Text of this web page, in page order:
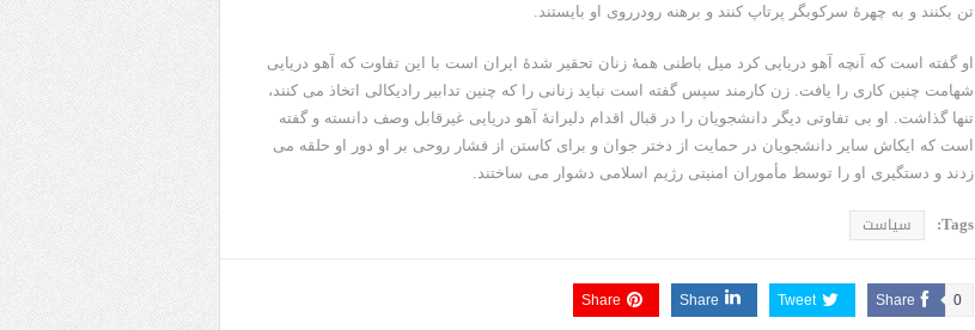
تن بکنند و به چهرۀ سرکوبگر پرتاپ کنند و برهنه رودرروی او بایستند.
او گفته است که آنچه آهو دریایی کرد میل باطنی همۀ زنان تحقیر شدۀ ایران است با این تفاوت که آهو دریایی
شهامت چنین کاری را یافت. زن کارمند سپس گفته است نباید زنانی را که چنین تدابیر رادیکالی اتخاذ می کنند،
تنها گذاشت. او بی تفاوتی دیگر دانشجویان را در قبال اقدام دلیرانۀ آهو دریایی غیرقابل وصف دانسته و گفته
است که ایکاش سایر دانشجویان در حمایت از دختر جوان و برای کاستن از فشار روحی بر او دور او حلقه می
زدند و دستگیری او را توسط مأموران امنیتی رژیم اسلامی دشوار می ساختند.
Tags: سیاست
Share 0
Tweet
Share
Share